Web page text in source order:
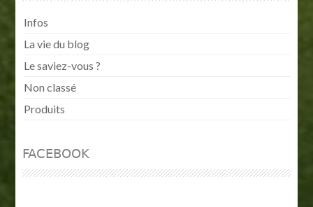
Infos
La vie du blog
Le saviez-vous ?
Non classé
Produits
FACEBOOK